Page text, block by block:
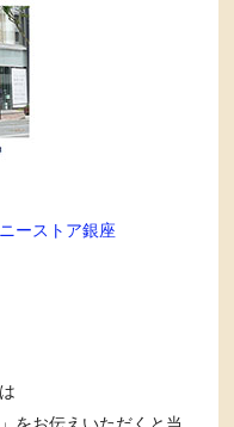
ーストア銀座
をお伝えいただくと当